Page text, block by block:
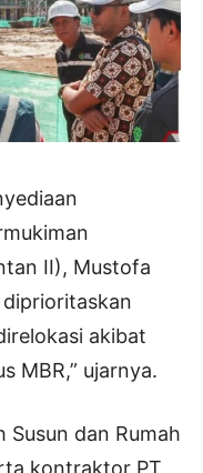
II), Mustofa
akibat
MBR,” ujarnya.
Susun dan Rumah
kontraktor PT